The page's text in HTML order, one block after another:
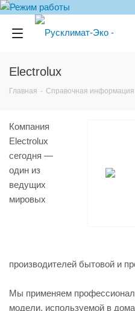
Electrolux
Главная - Справочная информация
Компания
Electrolux
сегодня —
один из
ведущих
мировых
производителей бытовой и
Мы применяем
модели, используемой в